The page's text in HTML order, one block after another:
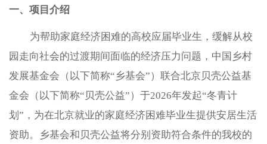
一、项目介绍
为帮助家庭经济困难的高校应届毕业生，缓解从校
园走向社会的过渡期间面临的经济压力问题，中国乡村
发展基金会（以下简称“乡基会”）联合北京贝壳公益基
金会（以下简称“贝壳公益”）于2026年发起“冬青计
划”，为在北京就业的家庭经济困难毕业生提供安居生活
资助。乡基会和贝壳公益将分别资助符合条件的我校的